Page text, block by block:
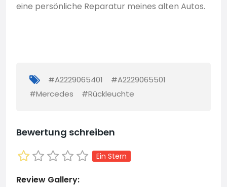
eine persönliche Reparatur meines alten Autos.
#A2229065401
#A2229065501
#Mercedes
#Rückleuchte
Bewertung schreiben
Ein Stern
Review Gallery: